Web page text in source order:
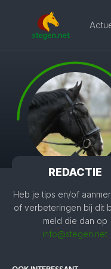
REDACTIE
Heb je tips en/of
of verbeteringen bij dit
meld die dan op
info@stegen.net